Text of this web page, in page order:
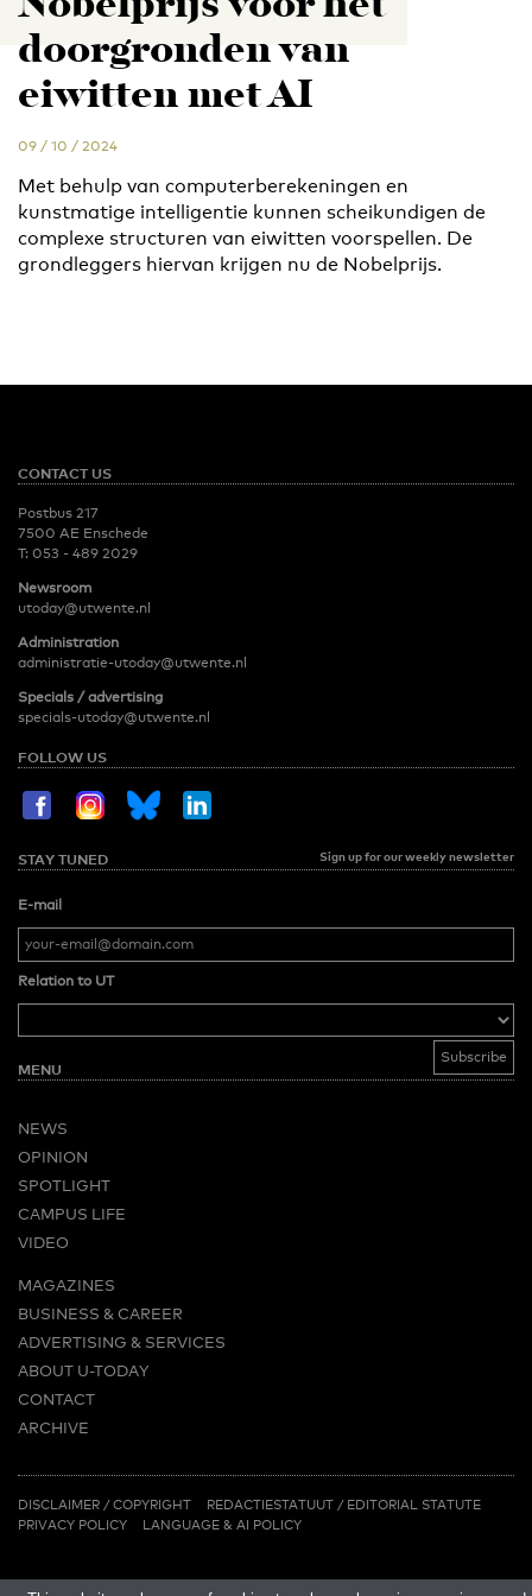
doorgronden van
eiwitten met AI
09 / 10 / 2024
Met behulp van computerberekeningen en
kunstmatige intelligentie kunnen scheikundigen de
complexe structuren van eiwitten voorspellen. De
grondleggers hiervan krijgen nu de Nobelprijs.
CONTACT US
Postbus 217
7500 AE Enschede
T: 053 - 489 2029
Newsroom
utoday@utwente.nl
Administration
administratie-utoday@utwente.nl
Specials / advertising
specials-utoday@utwente.nl
FOLLOW US
STAY TUNED Sign up for our weekly newsletter
E-mail
Relation to UT
MENU
NEWS
OPINION
SPOTLIGHT
CAMPUS LIFE
VIDEO
MAGAZINES
BUSINESS & CAREER
ADVERTISING & SERVICES
ABOUT U-TODAY
CONTACT
ARCHIVE
LINKS
DISCLAIMER / COPYRIGHT REDACTIESTATUUT (PDF)
/ EDITORIAL STATUTE(PDF)
PRIVACY POLICY
LANGUAGE & AI POLICY